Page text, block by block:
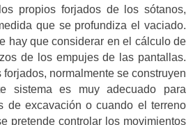
propios forjados de los sótanos,
que se profundiza el vaciado.
hay que considerar en el cálculo de
de los empujes de las pantallas.
forjados, normalmente se construyen
sistema es muy adecuado para
de excavación o cuando el terreno
pretende controlar los movimientos